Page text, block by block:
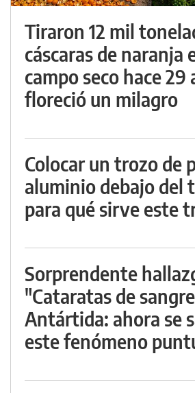
Tiraron 12 mil
cáscaras de naranja
campo seco hace 29
floreció un milagro
Colocar un trozo de
aluminio debajo del
para qué sirve este
Sorprendente
"Cataratas de
Antártida: ahora se
este fenómeno